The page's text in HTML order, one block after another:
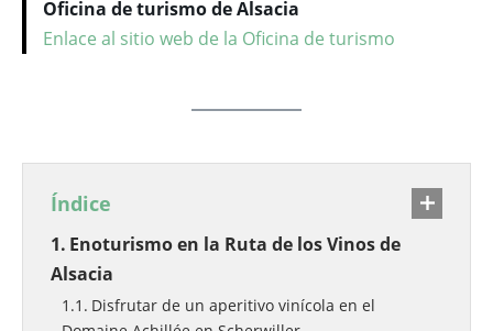
Oficina de turismo de Alsacia
Enlace al sitio web de la Oficina de turismo
Índice
Enoturismo en la Ruta de los Vinos de
Alsacia
Disfrutar de un aperitivo vinícola en el